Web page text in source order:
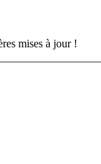
mises à jour !